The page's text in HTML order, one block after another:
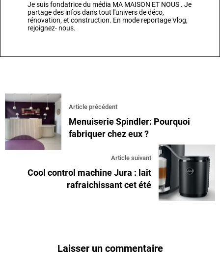
Je suis fondatrice du média MA MAISON ET NOUS . Je
partage des infos dans tout l'univers de déco,
rénovation, et construction. En mode reportage Vlog,
rejoignez- nous.
Article précédent
Menuiserie Spindler: Pourquoi
fabriquer chez eux ?
Article suivant
Cool control machine Jura : lait
rafraichissant cet été
Laisser un commentaire